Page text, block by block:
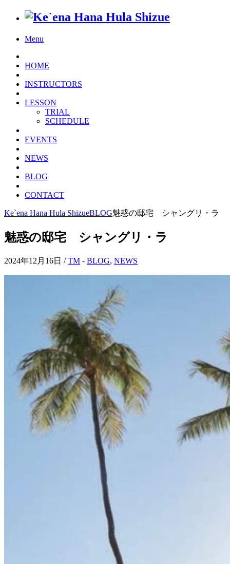
Menu
HOME
INSTRUCTORS
LESSON
TRIAL
SCHEDULE
EVENTS
NEWS
BLOG
CONTACT
Ke`ena Hana Hula ShizueBLOG魅惑の邸宅 シャングリ・ラ
魅惑の邸宅 シャングリ・ラ
2024年12月16日 /TM - BLOG, NEWS